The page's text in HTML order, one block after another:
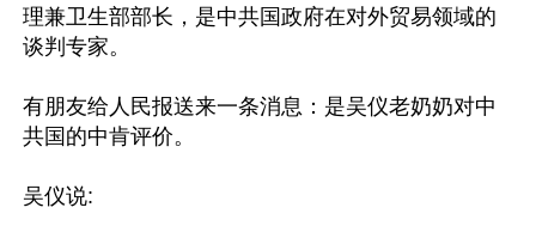
理兼卫生部部长，是中共国政府在对外贸易领域的
谈判专家。
有朋友给人民报送来一条消息：是吴仪老奶奶对中
共国的中肯评价。
吴仪说: